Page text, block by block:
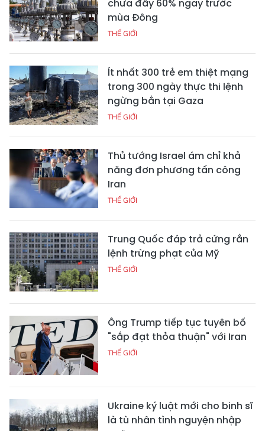
chưa đầy 60% ngay trước
mùa Đông
THẾ GIỚI
Ít nhất 300 trẻ em thiệt mạng
trong 300 ngày thực thi lệnh
ngừng bắn tại Gaza
THẾ GIỚI
Thủ tướng Israel ám chỉ khả
năng đơn phương tấn công
Iran
THẾ GIỚI
Trung Quốc đáp trả cứng rắn
lệnh trừng phạt của Mỹ
THẾ GIỚI
Ông Trump tiếp tục tuyên bố
"sắp đạt thỏa thuận" với Iran
THẾ GIỚI
Ukraine ký luật mới cho binh sĩ
là tù nhân tình nguyện nhập